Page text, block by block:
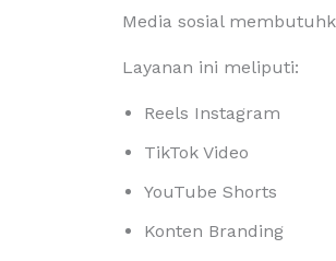
Media sosial
Layanan ini meliputi:
Reels Instagram
TikTok Video
YouTube Shorts
Konten Branding